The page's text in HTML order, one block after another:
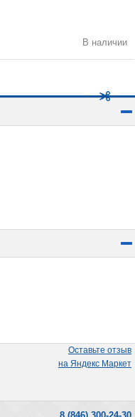
В наличии
Оставьте отзыв
на Яндекс Маркет